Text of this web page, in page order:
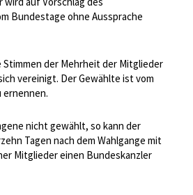
Bundestage ohne Aussprache
Stimmen der Mehrheit der Mitglieder
vereinigt. Der Gewählte ist vom
ernennen.
nicht gewählt, so kann der
Tagen nach dem Wahlgange mit
Mitglieder einen Bundeskanzler